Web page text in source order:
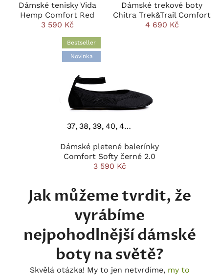
Dámské tenisky Vida
Hemp Comfort Red
3 590 Kč
Dámské trekové boty
Chitra Trek&Trail Comfort
4 690 Kč
Bestseller
Novinka
37 38 39 40 41
Dámské pletené balerínky
Comfort Softy černé 2.0
3 590 Kč
Jak můžeme tvrdit, že
vyrábíme
nejpohodlnější dámské
boty na světě?
Skvělá otázka! My to jen netvrdíme, my to